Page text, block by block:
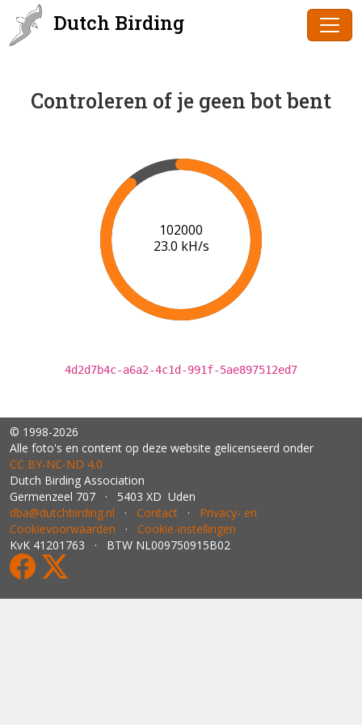
Dutch Birding
Controleren of je geen bot bent
102000
23.0 kH/s
4d2d7b4c-a6a2-4c1d-991f-5ae897512ed7
© 1998-2026
Alle foto's en content op deze website gelicenseerd onder
CC BY‑NC‑ND 4.0
Dutch Birding Association
Germenzeel 707 · 5403 XD Uden
dba@dutchbirding.nl · Contact · Privacy- en
Cookievoorwaarden · Cookie-instellingen
KvK 41201763 · BTW NL009750915B02